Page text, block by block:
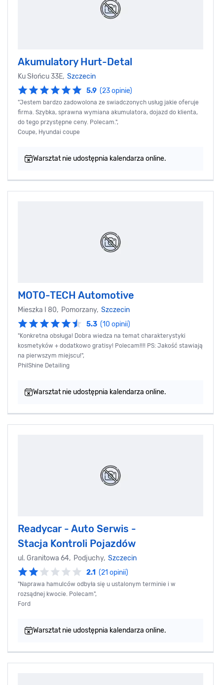
Akumulatory Hurt-Detal
Ku Słońcu 33E, Szczecin
5.9 (23 opinie)
"Jestem bardzo zadowolona ze swiadczonych usług jakie oferuje
firma. Szybka, sprawna wymiana akumulatora, dojazd do klienta,
do tego przystępne ceny. Polecam.",
Coupe, Hyundai coupe
Warsztat nie udostępnia kalendarza online.
MOTO-TECH Automotive
Mieszka I 80, Pomorzany, Szczecin
5.3 (10 opinii)
"Konkretna obsługa! Dobra wiedza na temat charakterystyki
kosmetyków + dodatkowo gratisy! Polecam!!!! PS: Jakość stawiają
na pierwszym miejscu!",
PhilShine Detailing
Warsztat nie udostępnia kalendarza online.
Readycar - Auto Serwis -
Stacja Kontroli Pojazdów
ul. Granitowa 64, Podjuchy, Szczecin
2.1 (21 opinii)
"Naprawa hamulców odbyła się u ustalonym terminie i w
rozsądnej kwocie. Polecam",
Ford
Warsztat nie udostępnia kalendarza online.